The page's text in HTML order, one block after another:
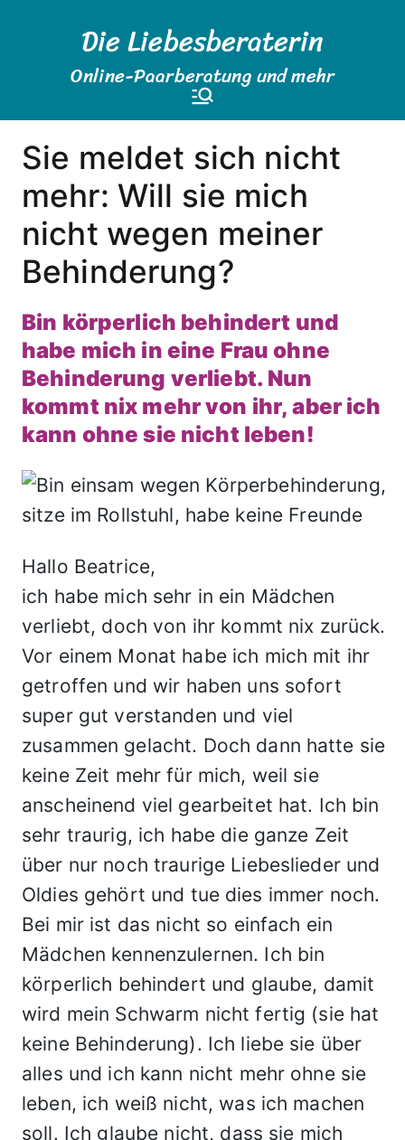
Die Liebesberaterin
Online-Paarberatung und mehr
Sie meldet sich nicht
mehr: Will sie mich
nicht wegen meiner
Behinderung?
Bin körperlich behindert und
habe mich in eine Frau ohne
Behinderung verliebt. Nun
kommt nix mehr von ihr, aber ich
kann ohne sie nicht leben!
Hallo Beatrice,
ich habe mich sehr in ein Mädchen
verliebt, doch von ihr kommt nix zurück.
Vor einem Monat habe ich mich mit ihr
getroffen und wir haben uns sofort
super gut verstanden und viel
zusammen gelacht. Doch dann hatte sie
keine Zeit mehr für mich, weil sie
anscheinend viel gearbeitet hat. Ich bin
sehr traurig, ich habe die ganze Zeit
über nur noch traurige Liebeslieder und
Oldies gehört und tue dies immer noch.
Bei mir ist das nicht so einfach ein
Mädchen kennenzulernen. Ich bin
körperlich behindert und glaube, damit
wird mein Schwarm nicht fertig (sie hat
keine Behinderung). Ich liebe sie über
alles und ich kann nicht mehr ohne sie
leben, ich weiß nicht, was ich machen
soll. Ich glaube nicht, dass sie mich